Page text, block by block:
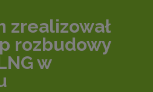
zrealizował
rozbudowy
w